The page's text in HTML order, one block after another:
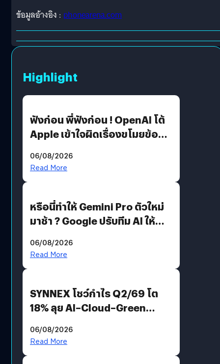
ข้อมูลอ้างอิง : phonearena.com
Highlight
ฟังก่อน พี่ฟังก่อน ! OpenAI โต้
Apple เข้าใจผิดเรื่องขโมยข้อมูล
06/08/2026
Read More
หรือนี่ทำให้ Gemini Pro ตัวใหม่
มาช้า ? Google ปรับทีม AI ให้
AGI
06/08/2026
Read More
SYNNEX โชว์กำไร Q2/69 โต
18% ลุย AI–Cloud–Green
Revenue เร่งเครื่อง New
06/08/2026
Read More